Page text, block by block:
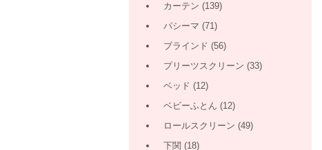
カーテン (139)
パシーマ (71)
ブラインド (56)
プリーツスクリーン (33)
ベッド (12)
ベビーふとん (12)
ロールスクリーン (49)
下関 (18)